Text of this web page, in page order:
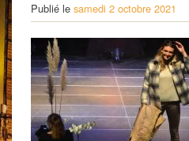
Publié le samedi 2 octobre 2021